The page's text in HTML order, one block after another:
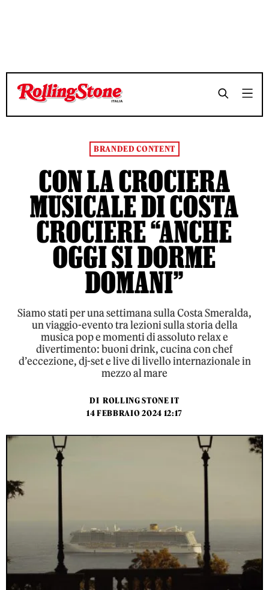
TEMPO DI LETTURA 4 MINUTI SHARE
TEMPO DI LETTURA 4 MINUTI SHARE
BRANDED CONTENT
CON LA CROCIERA
MUSICALE DI COSTA
CROCIERE “ANCHE
OGGI SI DORME
DOMANI”
Siamo stati per una settimana sulla Costa Smeralda,
un viaggio-evento tra lezioni sulla storia della
musica pop e momenti di assoluto relax e
divertimento: buoni drink, cucina con chef
d’eccezione, dj-set e live di livello internazionale in
mezzo al mare
DI ROLLING STONE IT
14 FEBBRAIO 2024 12:17